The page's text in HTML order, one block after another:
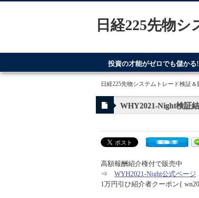
日経225先物
投資の才能がゼロでも儲か
てるのが日経225先物システ
日経225先物システムトレード検証＆
WHY2021-Night検証
高額報酬紹介権付で販売中
⇒ WYH2021-Night公式ページ
1万円引ひ紹介者クーポン{